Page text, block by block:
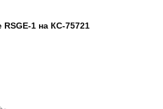
1 на КС-75721